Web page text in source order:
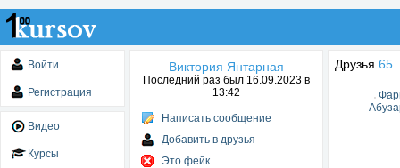
Войти
Регистрация
Видео
Курсы
Виктория Янтарная
Последний раз был 16.09.2023 в
13:42
Написать сообщение
Добавить в друзья
Это фейк
Друзья 65